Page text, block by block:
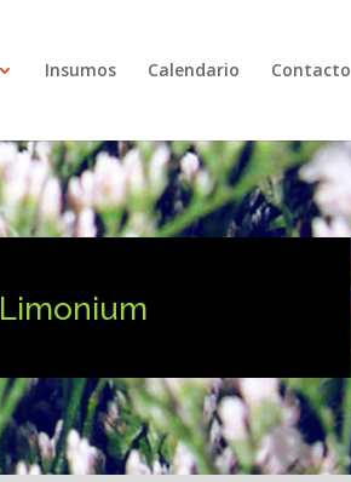
Insumos Calendario Contacto
Limonium